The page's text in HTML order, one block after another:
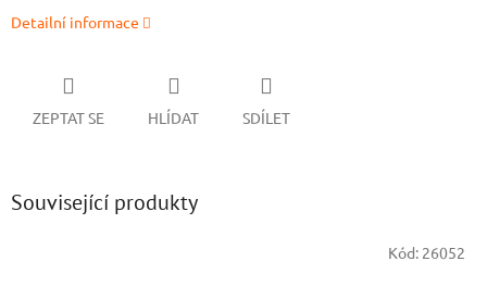
Detailní informace
ZEPTAT SE HLÍDAT SDÍLET
Související produkty
Kód: 26052